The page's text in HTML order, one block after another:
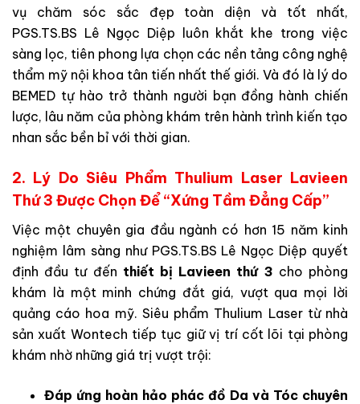
vụ chăm sóc sắc đẹp toàn diện và tốt nhất,
PGS.TS.BS Lê Ngọc Diệp luôn khắt khe trong việc
sàng lọc, tiên phong lựa chọn các nền tảng công nghệ
thẩm mỹ nội khoa tân tiến nhất thế giới. Và đó là lý do
BEMED tự hào trở thành người bạn đồng hành chiến
lược, lâu năm của phòng khám trên hành trình kiến tạo
nhan sắc bền bỉ với thời gian.
2. Lý Do Siêu Phẩm Thulium Laser Lavieen
Thứ 3 Được Chọn Để “Xứng Tầm Đẳng Cấp”
Việc một chuyên gia đầu ngành có hơn 15 năm kinh
nghiệm lâm sàng như PGS.TS.BS Lê Ngọc Diệp quyết
định đầu tư đến thiết bị Lavieen thứ 3 cho phòng
khám là một minh chứng đắt giá, vượt qua mọi lời
quảng cáo hoa mỹ. Siêu phẩm Thulium Laser từ nhà
sản xuất Wontech tiếp tục giữ vị trí cốt lõi tại phòng
khám nhờ những giá trị vượt trội:
Đáp ứng hoàn hảo phác đồ Da và Tóc chuyên